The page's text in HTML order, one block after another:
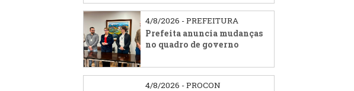
4/8/2026 - PREFEITURA
Prefeita anuncia mudanças
no quadro de governo
4/8/2026 - PROCON